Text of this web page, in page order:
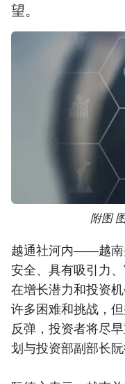
望。
附图
越通社河内——越南
安全、具有吸引力
在增长潜力和投资
许多困难和挑战，
反弹，投资者将尽
划与投资部副部长阮